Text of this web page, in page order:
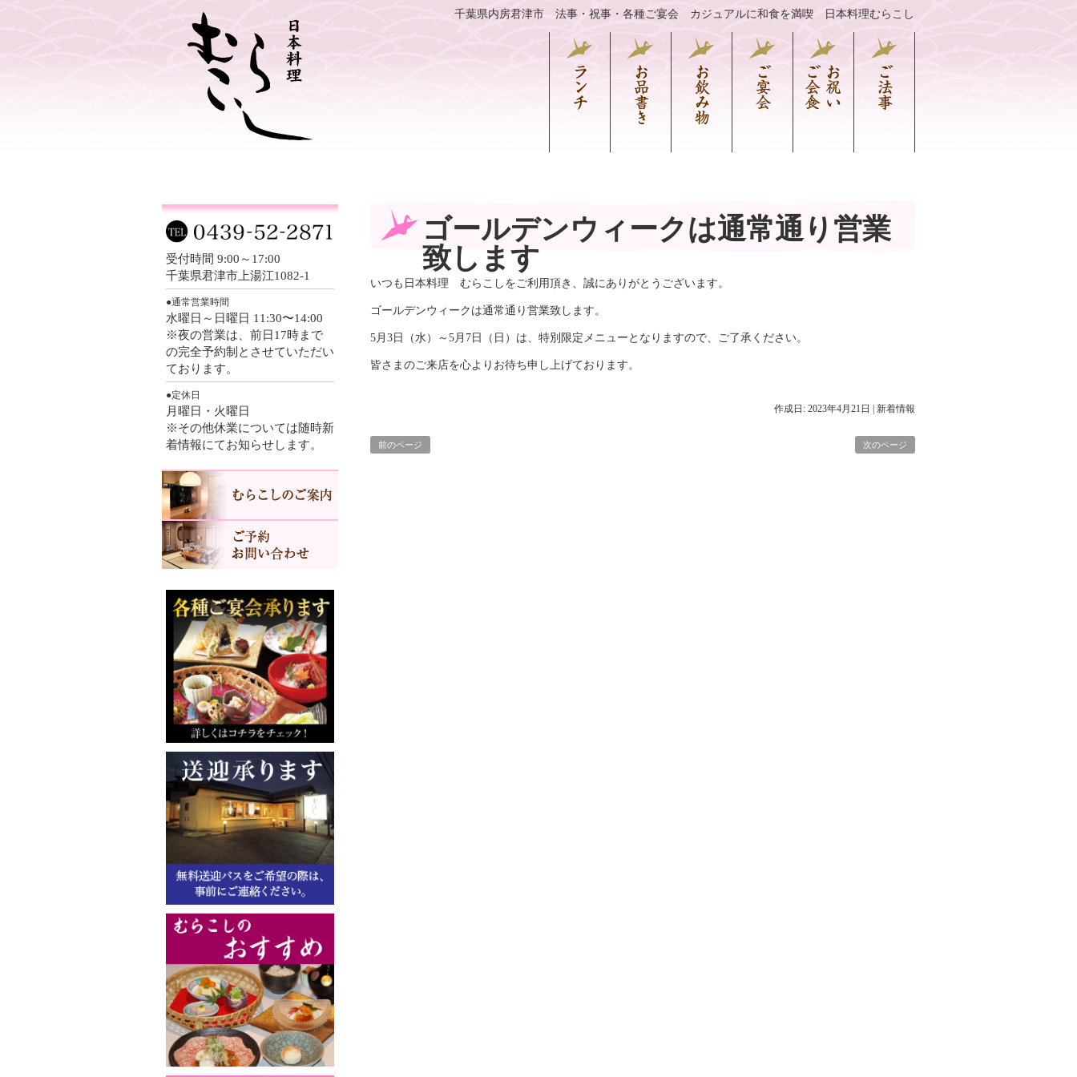
千葉県内房君津市 法事・祝事・各種ご宴会 カジュアルに和食を満喫 日本料理むらこし
ゴールデンウィークは通常通り営業
致します
いつも日本料理 むらこしをご利用頂き、誠にありがとうございます。
ゴールデンウィークは通常通り営業致します。
5月3日（水）～5月7日（日）は、特別限定メニューとなりますので、ご了承ください。
皆さまのご来店を心よりお待ち申し上げております。
作成日: 2023年4月21日 新着情報
前のページ 次のページ
受付時間 9:00～17:00
千葉県君津市上湯江1082-1
●通常営業時間
水曜日～日曜日 11:30〜14:00
※夜の営業は、前日17時まで
の完全予約制とさせていただい
ております。
●定休日
月曜日・火曜日
※その他休業については随時新
着情報にてお知らせします。